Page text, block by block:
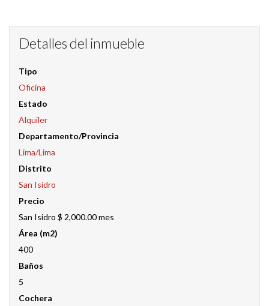
Detalles del inmueble
Tipo
Oficina
Estado
Alquiler
Departamento/Provincia
Lima/Lima
Distrito
San Isidro
Precio
San Isidro $ 2,000.00mes
Área (m2)
400
Baños
5
Cochera